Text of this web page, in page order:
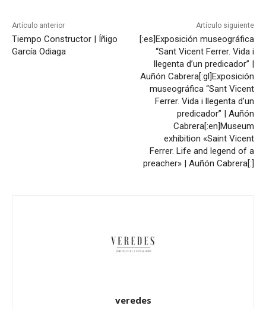
Artículo anterior
Tiempo Constructor | Íñigo
García Odiaga
Artículo siguiente
[:es]Exposición museográfica
“Sant Vicent Ferrer. Vida i
llegenta d’un predicador” |
Auñón Cabrera[:gl]Exposición
museográfica “Sant Vicent
Ferrer. Vida i llegenta d’un
predicador” | Auñón
Cabrera[:en]Museum
exhibition «Saint Vicent
Ferrer. Life and legend of a
preacher» | Auñón Cabrera[:]
veredes